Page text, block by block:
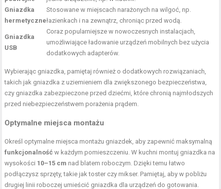
Gniazdka
hermetyczne
Stosowane w miejscach narażonych na wilgoć, np.
łazienkach i na zewnątrz, chroniąc przed wodą.
Gniazdka
USB
Coraz popularniejsze w nowoczesnych instalacjach,
umożliwiające ładowanie urządzeń mobilnych bez użycia
dodatkowych adapterów.
Wybierając gniazdka, pamiętaj również o dodatkowych rozwiązaniach,
takich jak gniazdka z uziemieniem dla zwiększonego bezpieczeństwa,
czy gniazdka zabezpieczone przed dziećmi, które chronią najmłodszych
przed niebezpieczeństwem porażenia prądem.
Optymalne miejsca montażu
Określ optymalne miejsca montażu gniazdek, aby zapewnić maksymalną
funkcjonalność w każdym pomieszczeniu. W kuchni montuj gniazdka na
wysokości 10–15 cm nad blatem roboczym. Dzięki temu łatwo
podłączysz sprzęty, takie jak toster czy mikser. Pamiętaj, aby w pobliżu
drugiej linii roboczej umieścić gniazdka dla urządzeń do gotowania.